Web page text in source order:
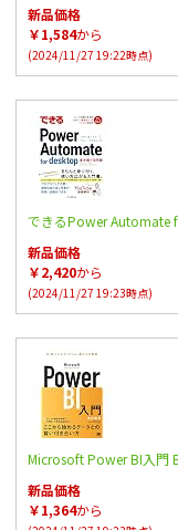
新品価格
￥1,584から
(2024/11/27 19:22時点)
できるPower Automate
新品価格
￥2,420から
(2024/11/27 19:23時点)
Microsoft Power BI入門
新品価格
￥1,364から